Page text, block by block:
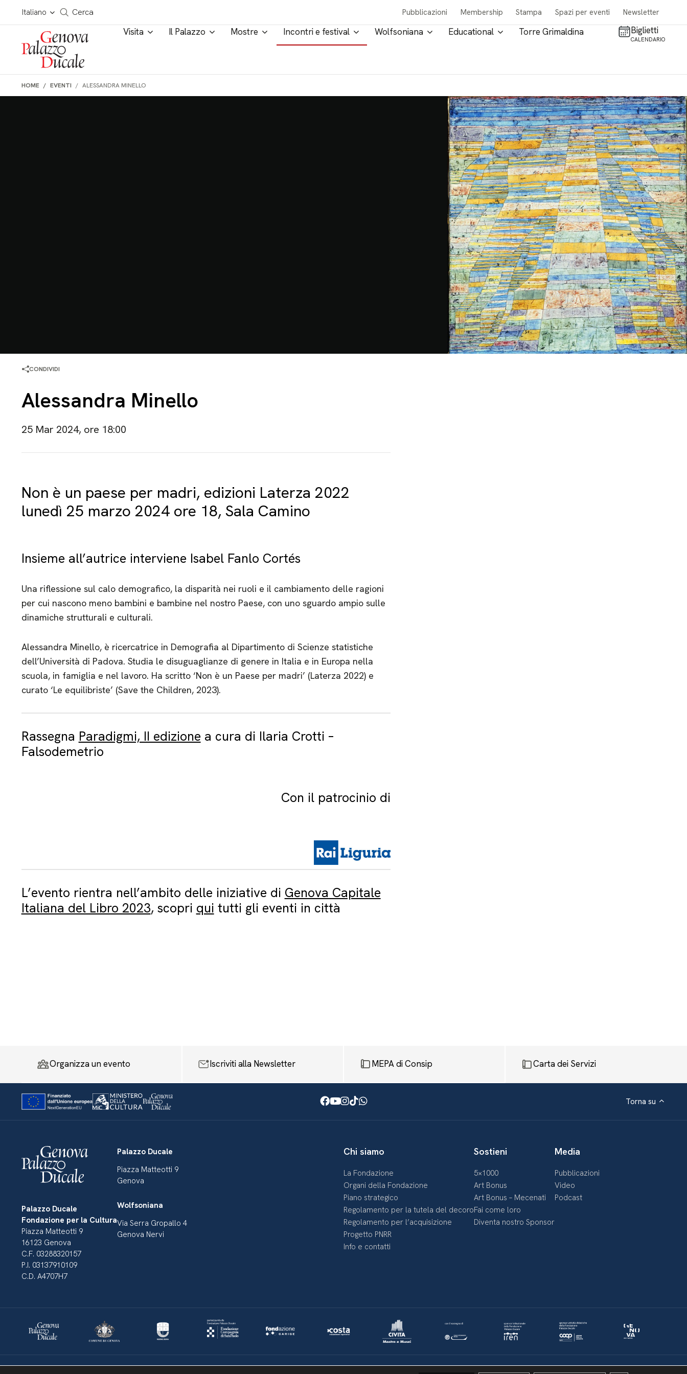
Salta al contenuto
Italiano
Cerca in tutto il sito
Cerca Pubblicazioni Membership Stampa Spazi per eventi Newsletter
Visita Il Palazzo Mostre Incontri e festival Wolfsoniana Educational Torre Grimaldina Biglietti
CALENDARIO
HOME EVENTI ALESSANDRA MINELLO
CONDIVIDI
Alessandra Minello
25 Mar 2024, ore 18:00
Non è un paese per madri, edizioni Laterza 2022
lunedì 25 marzo 2024 ore 18, Sala Camino
Insieme all’autrice interviene Isabel Fanlo Cortés
Una riflessione sul calo demografico, la disparità nei ruoli e il cambiamento delle ragioni
per cui nascono meno bambini e bambine nel nostro Paese, con uno sguardo ampio sulle
dinamiche strutturali e culturali.
Alessandra Minello, è ricercatrice in Demografia al Dipartimento di Scienze statistiche
dell’Università di Padova. Studia le disuguaglianze di genere in Italia e in Europa nella
scuola, in famiglia e nel lavoro. Ha scritto ‘Non è un Paese per madri’ (Laterza 2022) e
curato ‘Le equilibriste’ (Save the Children, 2023).
Rassegna Paradigmi, II edizione a cura di Ilaria Crotti –
Falsodemetrio
Con il patrocinio di
L’evento rientra nell’ambito delle iniziative di Genova Capitale
Italiana del Libro 2023, scopri qui tutti gli eventi in città
Organizza un evento Iscriviti alla Newsletter MEPA di Consip Carta dei Servizi
Facebook
Youtube
Instagram
TikTok
WhatsApp Torna su
Palazzo Ducale
Fondazione per la Cultura
Piazza Matteotti 9
16123 Genova
C.F. 03288320157
P.I. 03137910109
C.D. A4707H7
Palazzo Ducale
Piazza Matteotti 9
Genova
Wolfsoniana
Via Serra Gropallo 4
Genova Nervi
Chi siamo
La Fondazione
Organi della Fondazione
Piano strategico
Regolamento per la tutela del decoro
Regolamento per l’acquisizione
Progetto PNRR
Info e contatti
Sostieni
5×1000
Art Bonus
Art Bonus – Mecenati
Fai come loro
Diventa nostro Sponsor
Media
Pubblicazioni
Video
Podcast
Politica della privacy & Cookies Policy social media